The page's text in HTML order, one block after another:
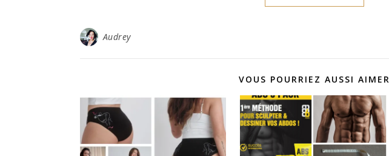
Audrey
VOUS POURRIEZ AUSSI AIMER